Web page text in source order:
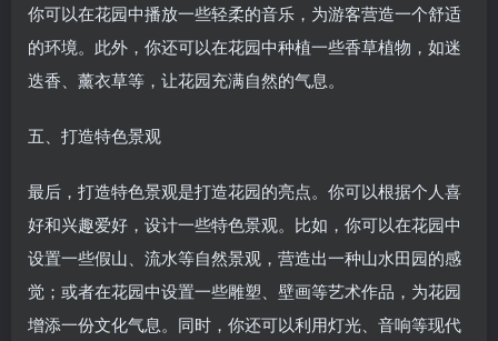
你可以在花园中播放一些轻柔的音乐，为游客营造一个舒适
的环境。此外，你还可以在花园中种植一些香草植物，如迷
迭香、薰衣草等，让花园充满自然的气息。
五、打造特色景观
最后，打造特色景观是打造花园的亮点。你可以根据个人喜
好和兴趣爱好，设计一些特色景观。比如，你可以在花园中
设置一些假山、流水等自然景观，营造出一种山水田园的感
觉；或者在花园中设置一些雕塑、壁画等艺术作品，为花园
增添一份文化气息。同时，你还可以利用灯光、音响等现代